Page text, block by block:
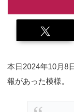
本日2024年10月8
報があった模様。